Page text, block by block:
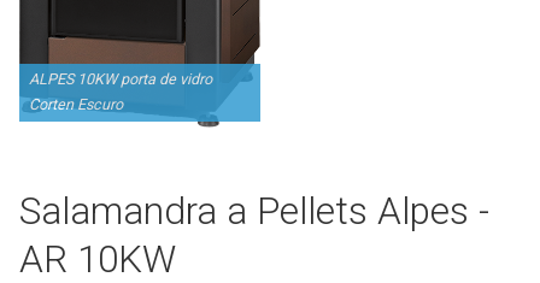
ALPES 10KW porta de vidro
Corten Escuro
Salamandra a Pellets Alpes -
AR 10KW